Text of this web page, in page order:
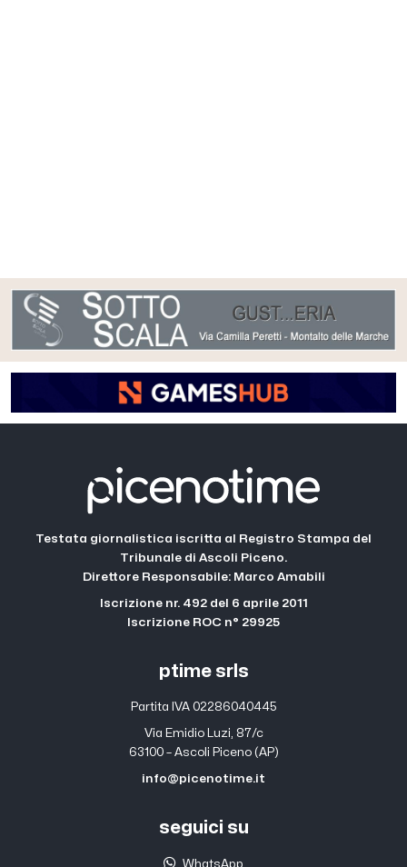
Testata giornalistica iscritta al Registro Stampa del
Tribunale di Ascoli Piceno.
Direttore Responsabile: Marco Amabili
Iscrizione nr. 492 del 6 aprile 2011
Iscrizione ROC n° 29925
ptime srls
Partita IVA 02286040445
Via Emidio Luzi, 87/c
63100 – Ascoli Piceno (AP)
info@picenotime.it
seguici su
WhatsApp